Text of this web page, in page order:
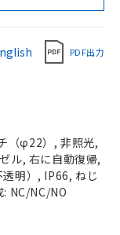
PDF出力
（φ22）, 非照光,
ル, 右に自動復帰,
明）, IP66, ねじ
NC/NC/NO